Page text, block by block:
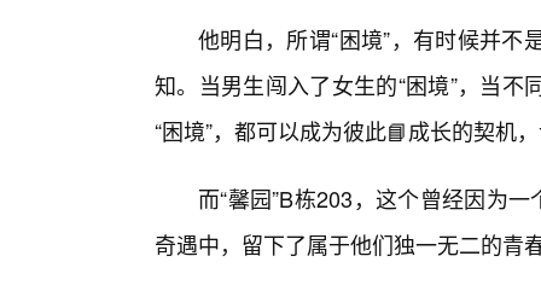
他明白，所谓“困境”，有时候并
知。当男生闯入了女生的“困境”，当
“困境”，都可以成为彼此📘成长的契机
而“馨园”B栋203，这个曾经因为
奇遇中，留下了属于他们独一无二的青